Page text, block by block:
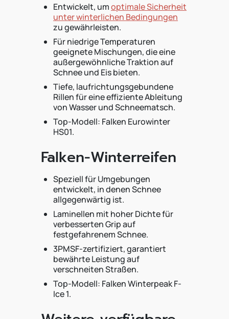
Entwickelt, umoptimale Sicherheit
unter winterlichen Bedingungen
zu gewährleisten.
Für niedrige Temperaturen
geeignete Mischungen, die eine
außergewöhnliche Traktion auf
Schnee und Eis bieten.
Tiefe, laufrichtungsgebundene
Rillen für eine effiziente Ableitung
von Wasser und Schneematsch.
Top-Modell: Falken Eurowinter
HS01.
Falken-Winterreifen
Speziell für Umgebungen
entwickelt, in denen Schnee
allgegenwärtig ist.
Laminellen mit hoher Dichte für
verbesserten Grip auf
festgefahrenem Schnee.
3PMSF-zertifiziert, garantiert
bewährte Leistung auf
verschneiten Straßen.
Top-Modell: Falken Winterpeak F-
Ice 1.